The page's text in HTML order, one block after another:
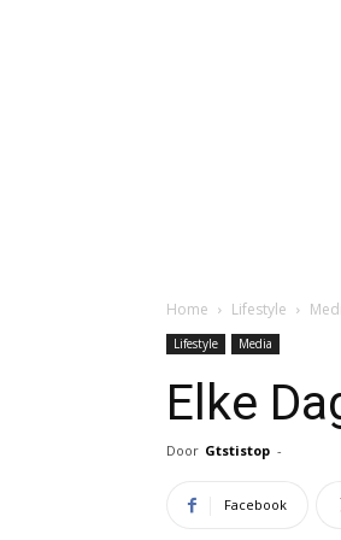
Home Lifestyle
Lifestyle Media
Elke
Door Gtstistop -
Facebook